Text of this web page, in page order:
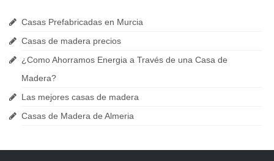
Pérgolas de Madera en Murcia
Ofertas
Noticias
Casas Prefabricadas en Murcia
Casas de madera precios
¿Como Ahorramos Energia a Través de una Casa de
Madera?
Las mejores casas de madera
Casas de Madera de Almeria